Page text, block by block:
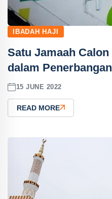
IBADAH HAJI
Satu Jamaah
dalam
15 JUNE 2022
READ MORE